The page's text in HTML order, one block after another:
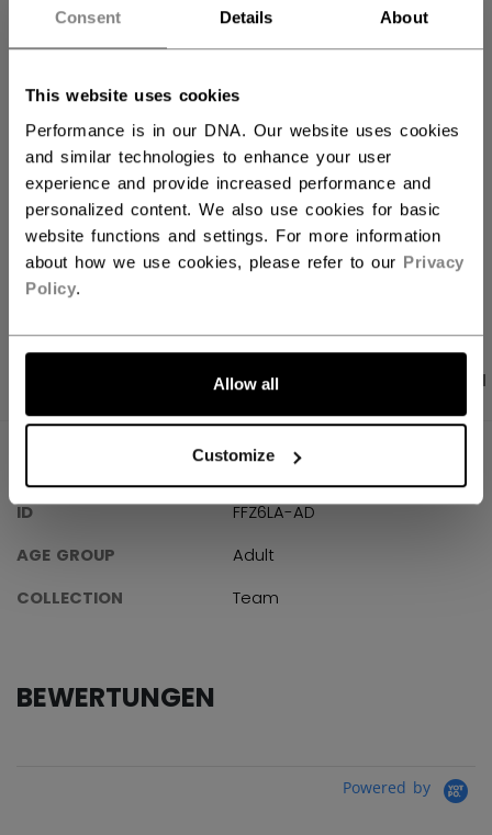
Consent Details About
This website uses cookies
Performance is in our DNA. Our website uses cookies
and similar technologies to enhance your user
experience and provide increased performance and
personalized content. We also use cookies for basic
website functions and settings. For more information
about how we use cookies, please refer to our Privacy
Policy.
Allow all
Customize
FILIALVERFÜGBARKEIT
Versandbestimmungen
Kostenfreie Rücksendungen
LINKS ZUM
ANGABEN BEWERTUNGEN
ID
FFZ6LA-AD
AGE GROUP
Adult
COLLECTION
Team
BEWERTUNGEN
Powered by